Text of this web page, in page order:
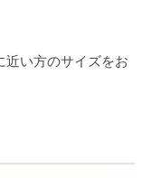
近い方のサイズをお